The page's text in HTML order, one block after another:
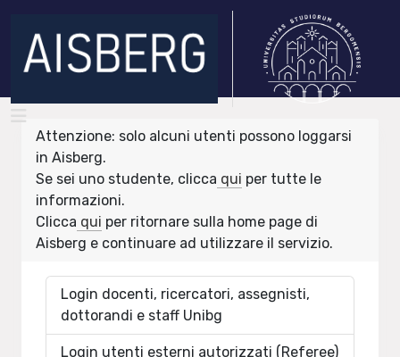
Attenzione: solo alcuni utenti possono loggarsi
in Aisberg.
Se sei uno studente, clicca qui per tutte le
informazioni.
Clicca qui per ritornare sulla home page di
Aisberg e continuare ad utilizzare il servizio.
Login docenti, ricercatori, assegnisti,
dottorandi e staff Unibg
Login utenti esterni autorizzati (Referee)